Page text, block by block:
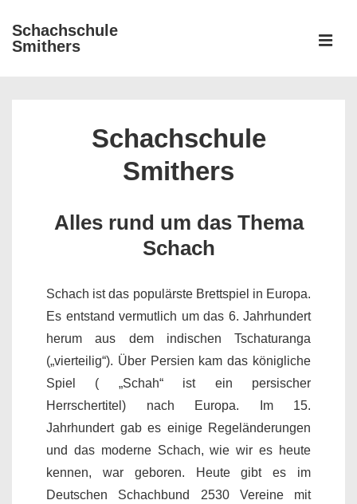
Zum
Inhalt
Schachschule
Smithers
Schachschule
Smithers
Alles rund um das Thema
Schach
Schach ist das populärste Brettspiel in Europa.
Es entstand vermutlich um das 6. Jahrhundert
herum aus dem indischen Tschaturanga
(„vierteilig“). Über Persien kam das königliche
Spiel ( „Schah“ ist ein persischer
Herrschertitel) nach Europa. Im 15.
Jahrhundert gab es einige Regeländerungen
und das moderne Schach, wie wir es heute
kennen, war geboren. Heute gibt es im
Deutschen Schachbund 2530 Vereine mit